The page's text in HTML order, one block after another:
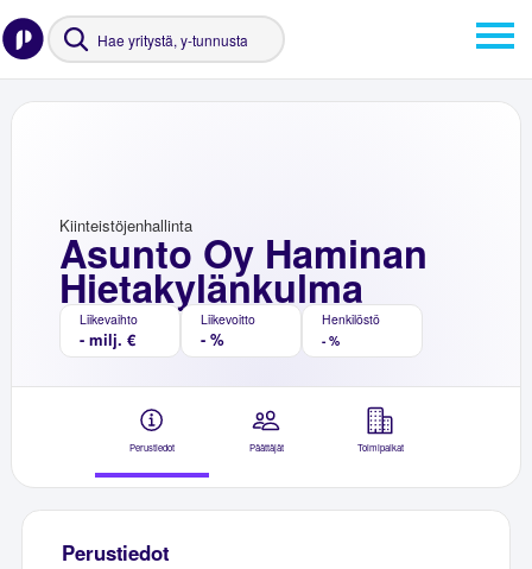
Asunto Oy Haminan
Hietakylänkulma
Kiinteistöjenhallinta
Liikevaihto
- milj. €
Liikevoitto
- %
Henkilöstö
- %
Perustiedot Päättäjät Toimipaikat
Perustiedot